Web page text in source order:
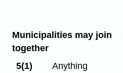
Municipalities may join
together
5(1)
Anything